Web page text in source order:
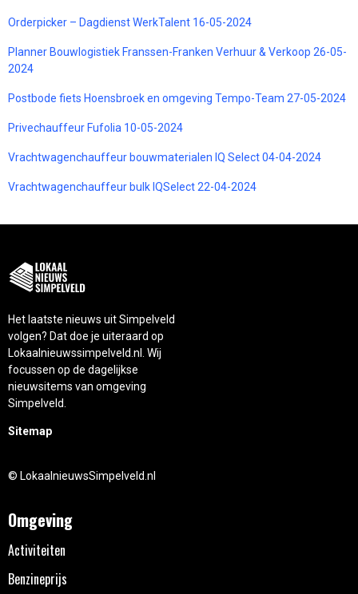
Orderpicker – Dagdienst WerkTalent 16-05-2024
Planner Bouwlogistiek Franssen-Franken Verhuur & Verkoop 26-05-
2024
Postbode fiets Hoensbroek en omgeving Tempo-Team 27-05-2024
Privechauffeur Fufolia 10-05-2024
Vrachtwagenchauffeur bouwmaterialen IQ Select 04-04-2024
Vrachtwagenchauffeur bulk IQSelect 22-04-2024
Het laatste nieuws uit Simpelveld
volgen? Dat doe je uiteraard op
Lokaalnieuwssimpelveld.nl. Wij
focussen op de dagelijkse
nieuwsitems van omgeving
Simpelveld.
Sitemap
© LokaalnieuwsSimpelveld.nl
Omgeving
Activiteiten
Benzineprijs